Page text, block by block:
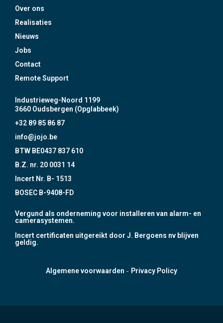
Over ons
Realisaties
Nieuws
Jobs
Contact
Remote Support
Industrieweg-Noord 1199
3660 Oudsbergen (Opglabbeek)
+32 89 85 86 87
info@jojo.be
BTW BE0437 837 610
B.Z. nr. 20 0031 14
Incert Nr. B- 1513
BOSEC B-9408-FD
Vergund als onderneming voor installeren van alarm- en
camerasystemen.
Incert certificaten uitgereikt door J. Bergoens nv blijven
geldig.
Algemene voorwaarden - Privacy Policy